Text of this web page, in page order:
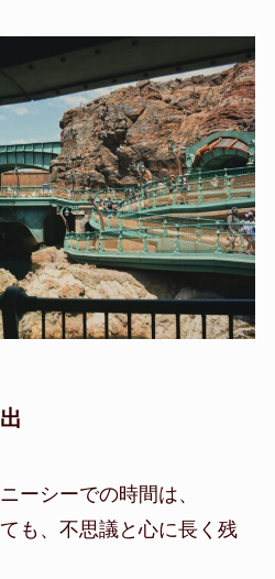
ーシーでの時間は、
も、不思議と心に長く残